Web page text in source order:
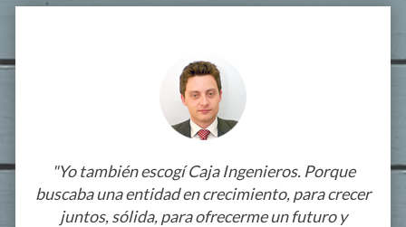
.
"Yo también escogí Caja Ingenieros. Porque
buscaba una entidad en crecimiento, para crecer
juntos, sólida, para ofrecerme un futuro y